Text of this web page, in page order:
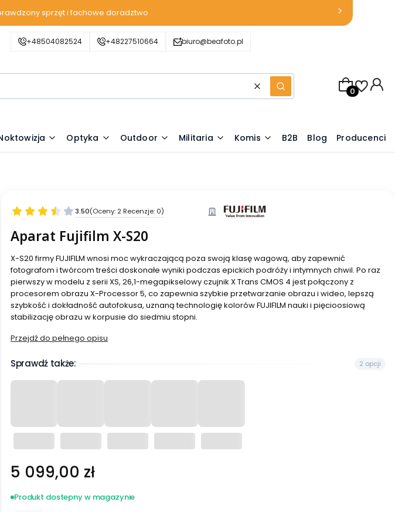
sprzęt i fachowe doradztwo
+48504082524 +48227510664 biuro@beafoto.pl
WyczyśćSzukaj
Produkty w
Optyka Outdoor Militaria Komis B2B Blog Producenci
3.50(Oceny: 2 Recenzje: 0)
Aparat Fujifilm X-S20
X-S20 firmy FUJIFILM wnosi moc wykraczającą poza swoją klasę wagową, aby zapewnić
fotografom i twórcom treści doskonałe wyniki podczas epickich podróży i intymnych chwil. Po raz
pierwszy w modelu z serii XS, 26,1-megapikselowy czujnik X Trans CMOS 4 jest połączony z
procesorem obrazu X-Processor 5, co zapewnia szybkie przetwarzanie obrazu i wideo, lepszą
szybkość i dokładność autofokusa, uznaną technologię kolorów FUJIFILM nauki i pięcioosiową
stabilizację obrazu w korpusie do siedmiu stopni.
Przejdź do pełnego opisu
Sprawdź także: 2 opcji
Cena
5 099,00 zł
Produkt dostepny w magazynie